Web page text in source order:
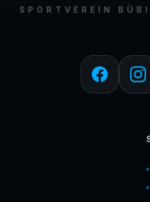
SPORTVEREIN